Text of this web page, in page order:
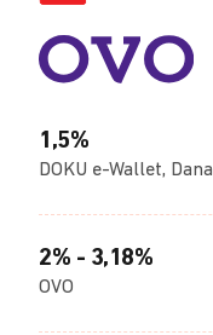
1,5%
DOKU e-Wallet, Dana
2% - 3,18%
OVO